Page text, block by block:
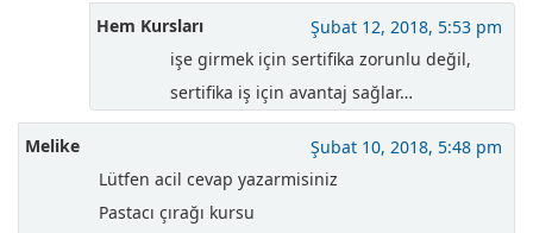
Hem Kursları
Şubat 12, 2018, 5:53 pm
işe girmek için sertifika zorunlu değil,
sertifika iş için avantaj sağlar…
Melike
Şubat 10, 2018, 5:48 pm
Lütfen acil cevap yazarmisiniz
Pastacı çırağı kursu